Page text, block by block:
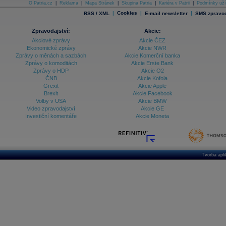
O Patria.cz Reklama Mapa Stránek Skupina Patria Kariéra v Patrii Podmínky
RSS / XML | Cookies | E-mail newsletter | SMS
Zpravodajství:
Akciové zprávy
Ekonomické zprávy
Zprávy o měnách a sazbách
Zprávy o komoditách
Zprávy o HDP
ČNB
Grexit
Brexit
Volby v USA
Video zpravodajství
Investiční komentáře
Akcie:
Akcie ČEZ
Akcie NWR
Akcie Komerční banka
Akcie Erste Bank
Akcie O2
Akcie Kofola
Akcie Apple
Akcie Facebook
Akcie BMW
Akcie GE
Akcie Moneta
Tvorba